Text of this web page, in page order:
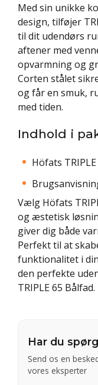
Med sin unikke
design, tilføjer
til dit udendørs
aftener med
opvarmning og
Corten stålet
og får en smuk,
med tiden.
Indhold i
Höfats
Vælg Höfats
og æstetisk
giver dig både
Perfekt til at
funktionalitet i
den perfekte
TRIPLE 65 Bålfad.
Har du
Send os en
vores eksperter